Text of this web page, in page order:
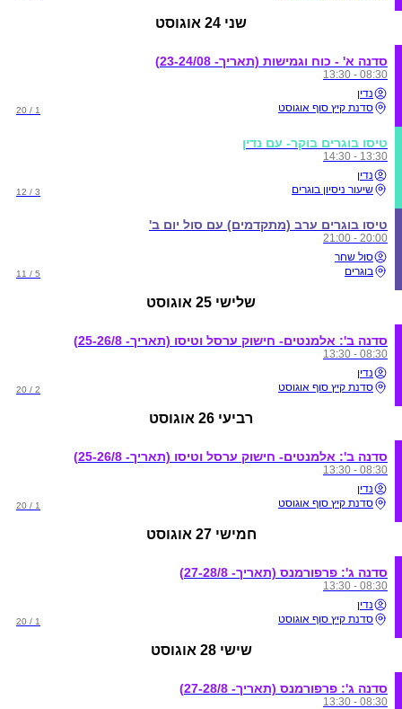
שני 24 אוגוסט
סדנה א' - כוח וגמישות (תאריך- 23-24/08)
08:30 - 13:30
נדין
סדנת קיץ סוף אוגוסט
1 / 20
טיסו בוגרים בוקר- עם נדין
13:30 - 14:30
נדין
שיעור ניסיון בוגרים
3 / 12
טיסו בוגרים ערב (מתקדמים) עם סול יום ב'
20:00 - 21:00
סול שחר
בוגרים
5 / 11
שלישי 25 אוגוסט
סדנה ב': אלמנטים- חישוק ערסל וטיסו (תאריך- 25-26/8)
08:30 - 13:30
נדין
סדנת קיץ סוף אוגוסט
2 / 20
רביעי 26 אוגוסט
סדנה ב': אלמנטים- חישוק ערסל וטיסו (תאריך- 25-26/8)
08:30 - 13:30
נדין
סדנת קיץ סוף אוגוסט
1 / 20
חמישי 27 אוגוסט
סדנה ג': פרפורמנס (תאריך- 27-28/8)
08:30 - 13:30
נדין
סדנת קיץ סוף אוגוסט
1 / 20
שישי 28 אוגוסט
סדנה ג': פרפורמנס (תאריך- 27-28/8)
08:30 - 13:30